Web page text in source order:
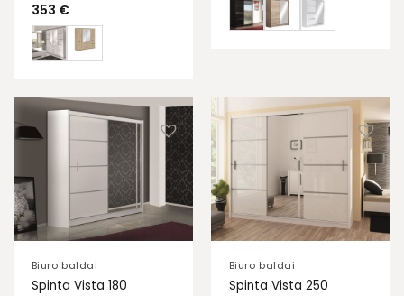
353 €
Biuro baldai
Spinta Vista 180
Biuro baldai
Spinta Vista 250